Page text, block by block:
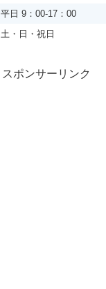
平日 9：00-17：00
土・日・祝日
スポンサーリンク